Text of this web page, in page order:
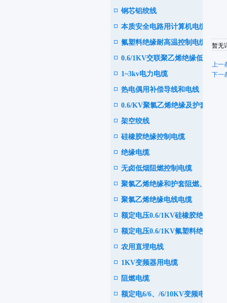
钢芯铝绞线
本质安全电路用计算机电缆
氟塑料绝缘耐高温控制电缆
0.6/1KV交联聚乙烯绝缘低烟
或无卤阻燃耐火电力电缆
1~3kv电力电缆
热电偶用补偿导线和电线
0.6/KV聚氯乙烯绝缘及护套
电力电缆
架空绞线
硅橡胶绝缘控制电缆
绝缘电缆
无卤低烟阻燃控制电缆
聚氯乙烯绝缘和护套阻燃、耐
火电力电缆
聚氯乙烯绝缘电线电缆
额定电压0.6/1KV硅橡胶绝缘
耐高温电力电缆
额定电压0.6/1KV氟塑料绝缘
耐高温电力电缆
农用直埋电线
1KV变频器用电缆
阻燃电缆
额定电6/6、/6/10KV变频电机
暂无
上一
下一